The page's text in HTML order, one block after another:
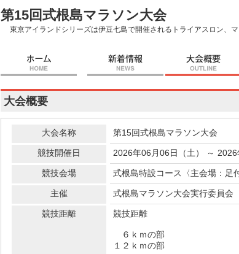
第15回式根島マラソン大会
東京アイランドシリーズは伊豆七島で開催されるトライアスロン、
大会概要
大会名称 第15回式根島マラソン大会
競技開催日 2026年06月06日（土） ～ 2026
競技会場 式根島特設コース〈主会場：足
主催 式根島マラソン大会実行委員会
競技距離 競技距離
６ｋｍの部
１２ｋｍの部